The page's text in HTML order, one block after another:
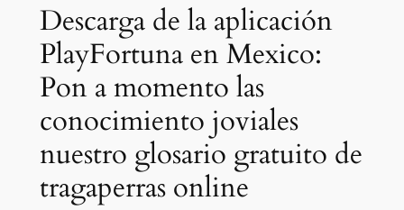
Descarga de la aplicación
PlayFortuna en Mexico:
Pon a momento las
conocimiento joviales
nuestro glosario gratuito de
tragaperras online